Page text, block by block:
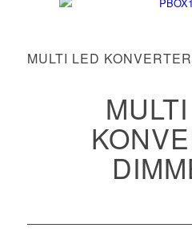
MULTI LED